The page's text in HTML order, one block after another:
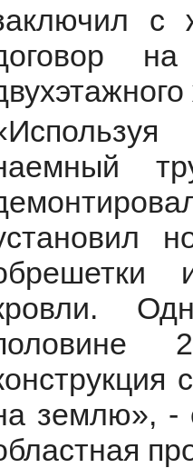
с
землю», -